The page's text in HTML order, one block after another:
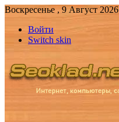
Воскресенье , 9 Август 2026
Войти
Switch skin